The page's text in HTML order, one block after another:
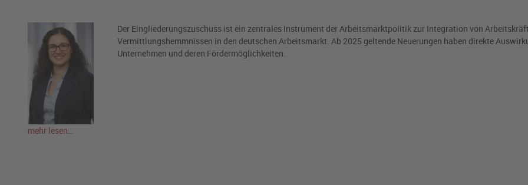
Der Eingliederungszuschuss ist ein zentrales Instrument der Arbeitsmarktpolitik zur Integration von
Vermittlungshemmnissen in den deutschen Arbeitsmarkt. Ab 2025 geltende Neuerungen haben direkte
Unternehmen und deren Fördermöglichkeiten.
mehr lesen…